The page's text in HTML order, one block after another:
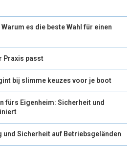
es die beste Wahl für einen
Praxis passt
bij slimme keuzes voor je boot
fürs Eigenheim: Sicherheit und
Sicherheit auf Betriebsgeländen